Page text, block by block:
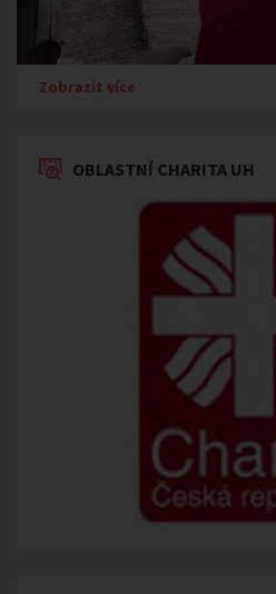
Zobrazit více
OBLASTNÍ CHARITA UH